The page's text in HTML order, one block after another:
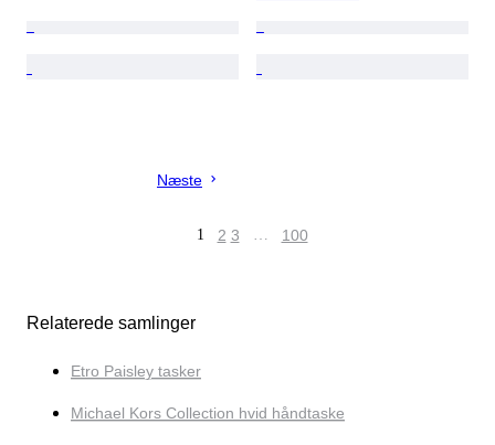
Næste
1 2 3 … 100
Relaterede samlinger
Etro Paisley tasker
Michael Kors Collection hvid håndtaske